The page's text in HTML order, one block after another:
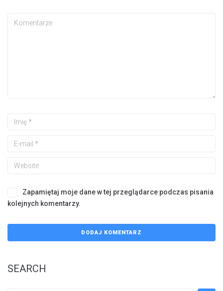
Zapamiętaj moje dane w tej przeglądarce podczas pisania
kolejnych komentarzy.
SEARCH